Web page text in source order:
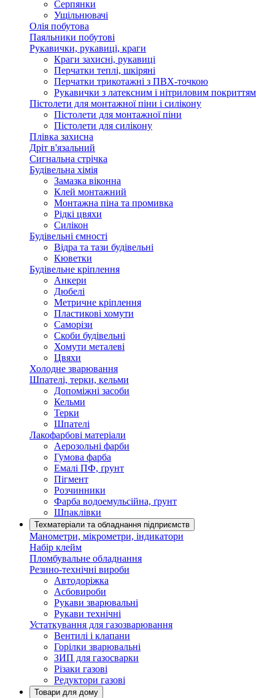
Серпянки
Ущільнювачі
Олія побутова
Паяльники побутові
Рукавички, рукавиці, краги
Краги захисні, рукавиці
Перчатки теплі, шкіряні
Перчатки трикотажні з ПВХ-точкою
Рукавички з латексним і нітриловим покриттям
Пістолети для монтажної піни і силікону
Пістолети для монтажної піни
Пістолети для силікону
Плівка захисна
Дріт в'язальний
Сигнальна стрічка
Будівельна хімія
Замазка віконна
Клей монтажний
Монтажна піна та промивка
Рідкі цвяхи
Силікон
Будівельні ємності
Відра та тази будівельні
Кюветки
Будівельне кріплення
Анкери
Дюбелі
Метричне кріплення
Пластикові хомути
Саморізи
Скоби будівельні
Хомути металеві
Цвяхи
Холодне зварювання
Шпателі, терки, кельми
Допоміжні засоби
Кельми
Терки
Шпателі
Лакофарбові матеріали
Аерозольні фарби
Гумова фарба
Емалі ПФ, ґрунт
Пігмент
Розчинники
Фарба водоемульсійна, ґрунт
Шпаклівки
Техматеріали та обладнання підприємств
Манометри, мікрометри, індикатори
Набір клейм
Пломбувальне обладнання
Резино-технічні вироби
Автодоріжка
Асбовироби
Рукави зварювальні
Рукави технічні
Устаткування для газозварювання
Вентилі і клапани
Горілки зварювальні
ЗИП для газосварки
Різаки газові
Редуктори газові
Товари для дому